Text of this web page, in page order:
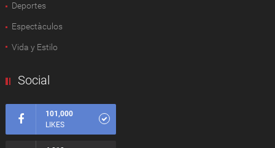
Deportes
Espectàculos
Vida y Estilo
Social
101,000
LIKES